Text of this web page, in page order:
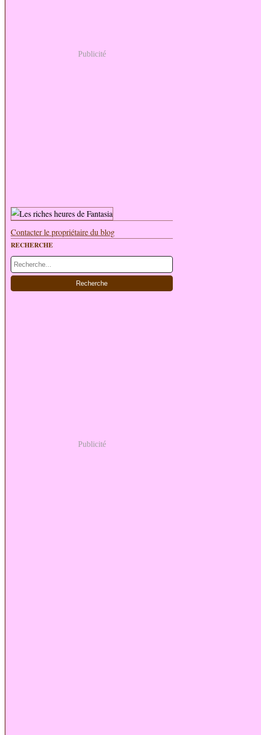
Publicité
Contacter le propriétaire du blog
RECHERCHE
Publicité